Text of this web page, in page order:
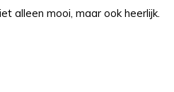
alleen mooi, maar ook heerlijk.